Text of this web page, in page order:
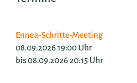
Ennea-Schritte-Meeting
08.09.2026 19:00 Uhr
bis 08.09.2026 20:15 Uhr